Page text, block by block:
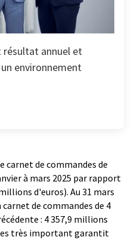
résultat annuel et
environnement
carnet de commandes de
à mars 2025 par rapport
d'euros). Au 31 mars
de commandes de 4
: 4 357,9 millions
très important garantit